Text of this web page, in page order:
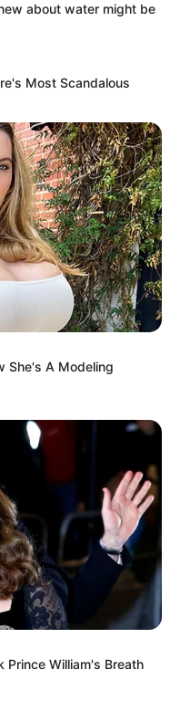
about water might be
Most Scandalous
She's A Modeling
Prince William's Breath